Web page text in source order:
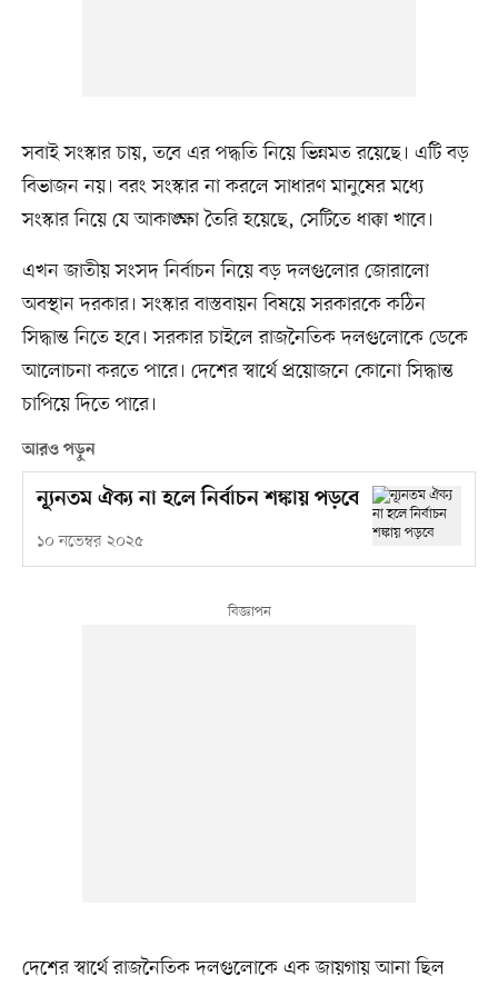
সবাই সংস্কার চায়, তবে এর পদ্ধতি নিয়ে ভিন্নমত রয়েছে। এটি বড়
বিভাজন নয়। বরং সংস্কার না করলে সাধারণ মানুষের মধ্যে
সংস্কার নিয়ে যে আকাঙ্ক্ষা তৈরি হয়েছে, সেটিতে ধাক্কা খাবে।
এখন জাতীয় সংসদ নির্বাচন নিয়ে বড় দলগুলোর জোরালো
অবস্থান দরকার। সংস্কার বাস্তবায়ন বিষয়ে সরকারকে কঠিন
সিদ্ধান্ত নিতে হবে। সরকার চাইলে রাজনৈতিক দলগুলোকে ডেকে
আলোচনা করতে পারে। দেশের স্বার্থে প্রয়োজনে কোনো সিদ্ধান্ত
চাপিয়ে দিতে পারে।
আরও পড়ুন
ন্যূনতম ঐক্য না হলে নির্বাচন শঙ্কায় পড়বে
১০ নভেম্বর ২০২৫
দেশের স্বার্থে রাজনৈতিক দলগুলোকে এক জায়গায় আনা ছিল